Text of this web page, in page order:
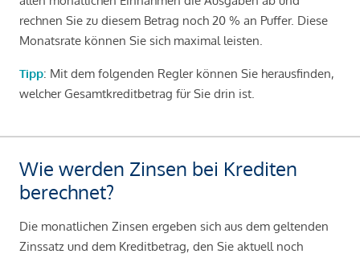
rechnen Sie zu diesem Betrag noch 20 % an Puffer. Diese
Monatsrate können Sie sich maximal leisten.
Tipp: Mit dem folgenden Regler können Sie herausfinden,
welcher Gesamtkreditbetrag für Sie drin ist.
Wie werden Zinsen bei Krediten
berechnet?
Die monatlichen Zinsen ergeben sich aus dem geltenden
Zinssatz und dem Kreditbetrag, den Sie aktuell noch